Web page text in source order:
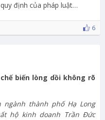
định của pháp luật…
6
biến lòng dồi không rõ
thành phố Hạ Long
hộ kinh doanh Trần Đức